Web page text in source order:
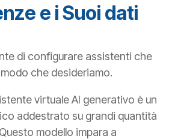
e i Suoi dati
di configurare assistenti che
che desideriamo.
virtuale AI generativo è un
addestrato su grandi quantità
modello impara a